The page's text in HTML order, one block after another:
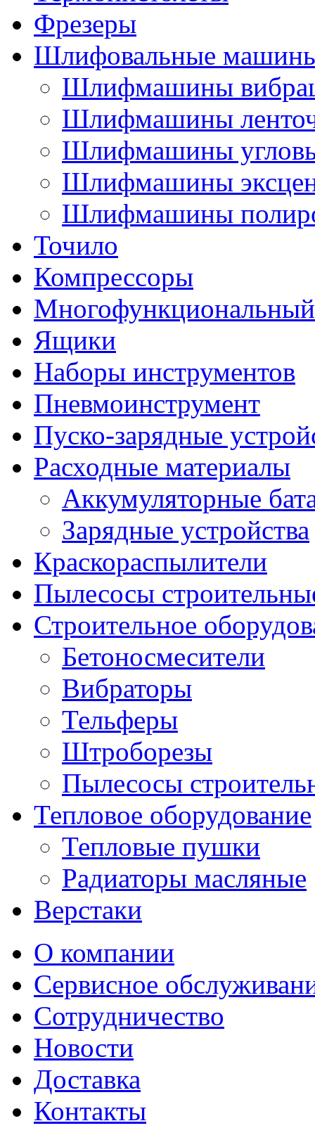
Фрезеры
Шлифовальные
Шлифмашины
Шлифмашины
Шлифмашины
Шлифмашины
Шлифмашины
Точило
Компрессоры
Ящики
Наборы инструментов
Пневмоинструмент
Пуско-зарядные
Расходные материалы
Аккумуляторные
Зарядные устройства
Краскораспылители
Пылесосы
Строительное
Бетоносмесители
Вибраторы
Тельферы
Штроборезы
Пылесосы
Тепловое оборудование
Тепловые пушки
Радиаторы масляные
Верстаки
О компании
Сервисное
Сотрудничество
Новости
Доставка
Контакты